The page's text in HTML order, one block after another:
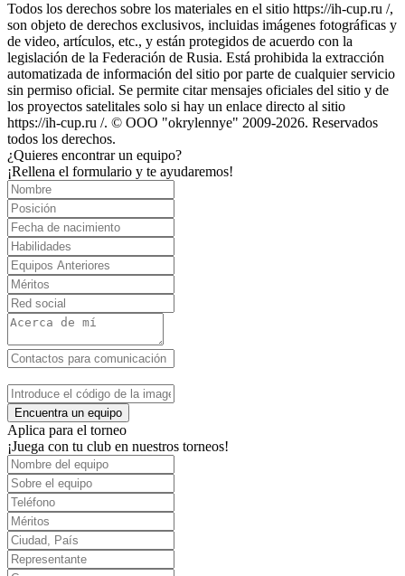
Todos los derechos sobre los materiales en el sitio https://ih-cup.ru /,
son objeto de derechos exclusivos, incluidas imágenes fotográficas y
de video, artículos, etc., y están protegidos de acuerdo con la
legislación de la Federación de Rusia. Está prohibida la extracción
automatizada de información del sitio por parte de cualquier servicio
sin permiso oficial. Se permite citar mensajes oficiales del sitio y de
los proyectos satelitales solo si hay un enlace directo al sitio
https://ih-cup.ru /. © OOO "okrylennye" 2009-2026. Reservados
todos los derechos.
¿Quieres encontrar un equipo?
¡Rellena el formulario y te ayudaremos!
Encuentra un equipo
Aplica para el torneo
¡Juega con tu club en nuestros torneos!